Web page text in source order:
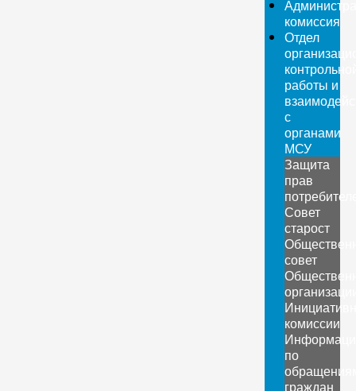
комиссия
Отдел
работы и
с
органами
МСУ
Защита
прав
Совет
старост
совет
комиссии
по
граждан